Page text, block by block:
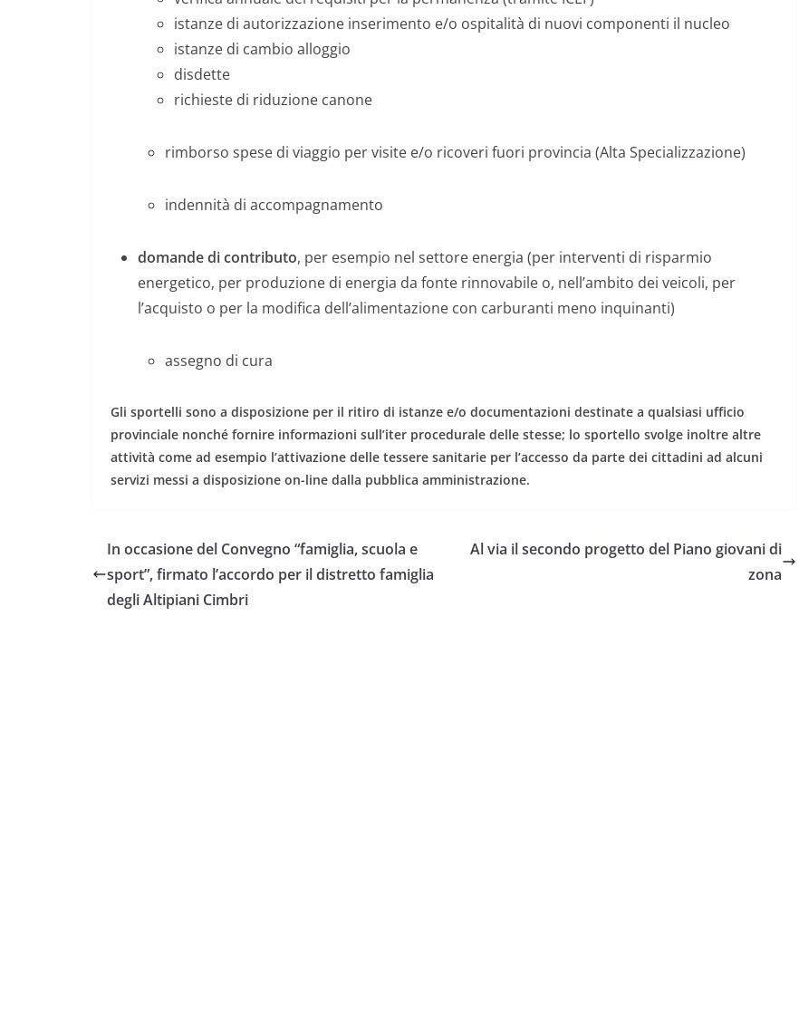
istanze di autorizzazione inserimento e/o ospitalità di nuovi componenti il nucleo
istanze di cambio alloggio
disdette
richieste di riduzione canone
rimborso spese di viaggio per visite e/o ricoveri fuori provincia (Alta Specializzazione)
indennità di accompagnamento
domande di contributo, per esempio nel settore energia (per interventi di risparmio
energetico, per produzione di energia da fonte rinnovabile o, nell’ambito dei veicoli, per
l’acquisto o per la modifica dell’alimentazione con carburanti meno inquinanti)
assegno di cura
Gli sportelli sono a disposizione per il ritiro di istanze e/o documentazioni destinate a qualsiasi ufficio
provinciale nonché fornire informazioni sull’iter procedurale delle stesse; lo sportello svolge inoltre altre
attività come ad esempio l’attivazione delle tessere sanitarie per l’accesso da parte dei cittadini ad alcuni
servizi messi a disposizione on-line dalla pubblica amministrazione.
In occasione del Convegno “famiglia, scuola e
sport”, firmato l’accordo per il distretto famiglia
degli Altipiani Cimbri
Al via il secondo progetto del Piano giovani di
zona